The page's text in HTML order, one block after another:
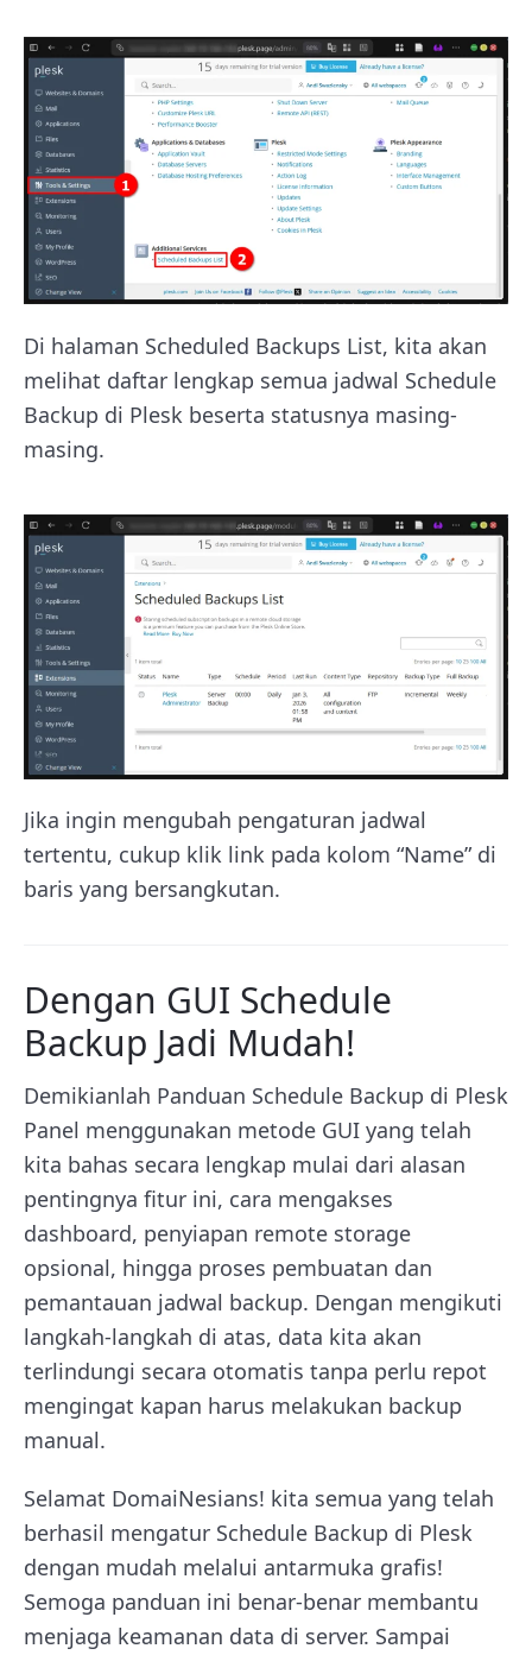
Di halaman Scheduled Backups List, kita akan
melihat daftar lengkap semua jadwal Schedule
Backup di Plesk beserta statusnya masing-
masing.
Jika ingin mengubah pengaturan jadwal
tertentu, cukup klik link pada kolom “Name” di
baris yang bersangkutan.
Dengan GUI Schedule
Backup Jadi Mudah!
Demikianlah Panduan Schedule Backup di Plesk
Panel menggunakan metode GUI yang telah
kita bahas secara lengkap mulai dari alasan
pentingnya fitur ini, cara mengakses
dashboard, penyiapan remote storage
opsional, hingga proses pembuatan dan
pemantauan jadwal backup. Dengan mengikuti
langkah-langkah di atas, data kita akan
terlindungi secara otomatis tanpa perlu repot
mengingat kapan harus melakukan backup
manual.
Selamat DomaiNesians! kita semua yang telah
berhasil mengatur Schedule Backup di Plesk
dengan mudah melalui antarmuka grafis!
Semoga panduan ini benar-benar membantu
menjaga keamanan data di server. Sampai